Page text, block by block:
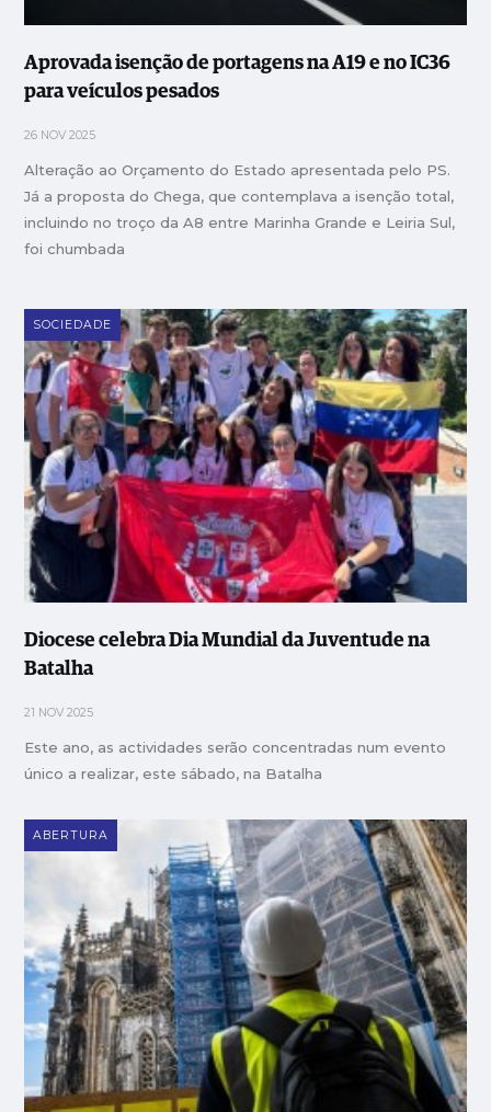
Aprovada isenção de portagens na A19 e no IC36
para veículos pesados
26 NOV 2025
Alteração ao Orçamento do Estado apresentada pelo PS.
Já a proposta do Chega, que contemplava a isenção total,
incluindo no troço da A8 entre Marinha Grande e Leiria Sul,
foi chumbada
SOCIEDADE
Diocese celebra Dia Mundial da Juventude na
Batalha
21 NOV 2025
Este ano, as actividades serão concentradas num evento
único a realizar, este sábado, na Batalha
ABERTURA